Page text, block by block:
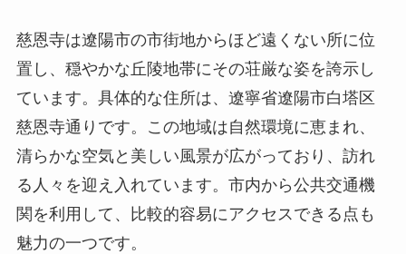
る人々を迎え入れています。市内から公共交通機
関を利用して、比較的容易にアクセスできる点も
魅力の一つです。
歴史と文化的背景
慈恩寺の歴史は古く、唐代にまで遡るとされてい